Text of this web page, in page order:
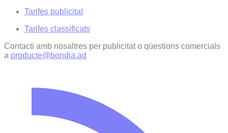
Tarifes publicitat
Tarifes classificats
Contacti amb nosaltres per publicitat o qüestions comercials
a producte@bondia.ad